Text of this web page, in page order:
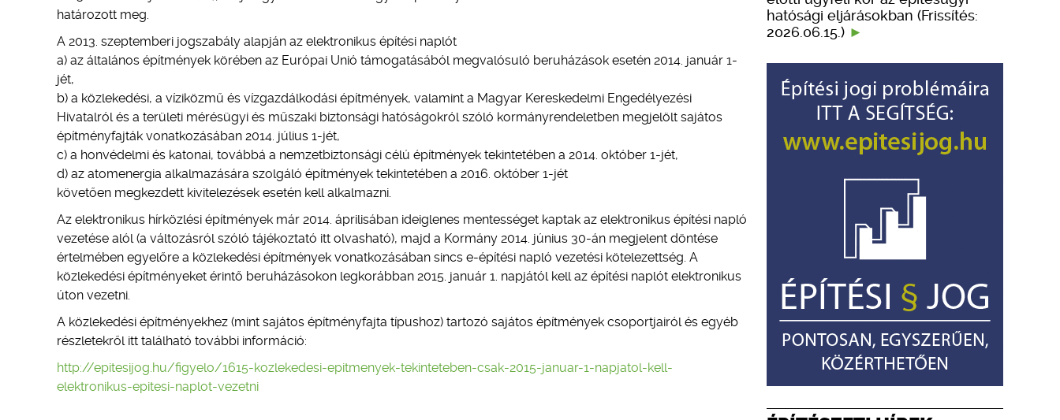
határozott meg.
A 2013. szeptemberi jogszabály alapján az elektronikus építési naplót
a) az általános építmények körében az Európai Unió támogatásából megvalósuló beruházások esetén 2014. január 1-
jét,
b) a közlekedési, a víziközmű és vízgazdálkodási építmények, valamint a Magyar Kereskedelmi Engedélyezési
Hivatalról és a területi mérésügyi és műszaki biztonsági hatóságokról szóló kormányrendeletben megjelölt sajátos
építményfajták vonatkozásában 2014. július 1-jét,
c) a honvédelmi és katonai, továbbá a nemzetbiztonsági célú építmények tekintetében a 2014. október 1-jét,
d) az atomenergia alkalmazására szolgáló építmények tekintetében a 2016. október 1-jét
követően megkezdett kivitelezések esetén kell alkalmazni.
Az elektronikus hírközlési építmények már 2014. áprilisában ideiglenes mentességet kaptak az elektronikus építési napló
vezetése alól (a változásról szóló tájékoztató itt olvasható), majd a Kormány 2014. június 30-án megjelent döntése
értelmében egyelőre a közlekedési építmények vonatkozásában sincs e-építési napló vezetési kötelezettség. A
közlekedési építményeket érintő beruházásokon legkorábban 2015. január 1. napjától kell az építési naplót elektronikus
úton vezetni.
A közlekedési építményekhez (mint sajátos építményfajta típushoz) tartozó sajátos építmények csoportjairól és egyéb
részletekről itt található további információ:
http://epitesijog.hu/figyelo/1615-kozlekedesi-epitmenyek-tekinteteben-csak-2015-januar-1-napjatol-kell-
elektronikus-epitesi-naplot-vezetni
hatósági eljárásokban (Frissítés:
2026.06.15.)